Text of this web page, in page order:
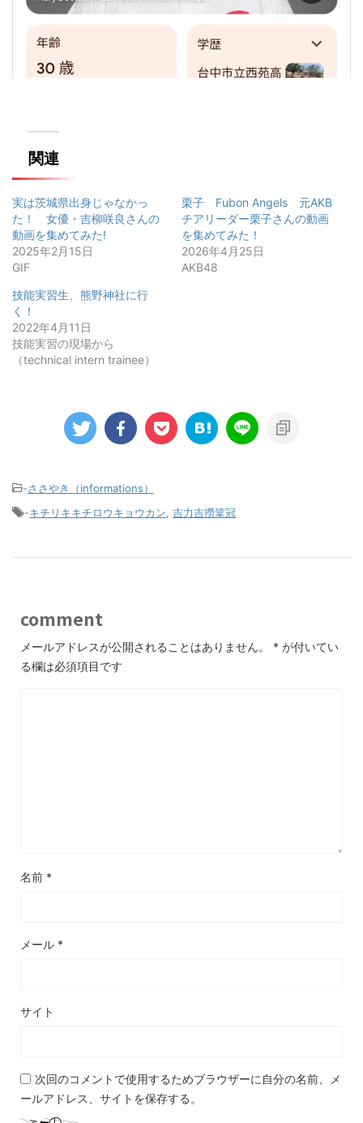
関連
実は茨城県出身じゃなかっ
た！ 女優・吉柳咲良さんの
動画を集めてみた!
2025年2月15日
GIF
栗子 Fubon Angels 元AKB
チアリーダー栗子さんの動画
を集めてみた！
2026年4月25日
AKB48
技能実習生、熊野神社に行
く！
2022年4月11日
技能実習の現場から
（technical intern trainee）
-ささやき（informations）
-キチリキキチロウキョウカン 吉力吉撈鞏冠
comment
メールアドレスが公開されることはありません。 * が付いてい
る欄は必須項目です
名前 *
メール *
サイト
次回のコメントで使用するためブラウザーに自分の名前、メ
ールアドレス、サイトを保存する。